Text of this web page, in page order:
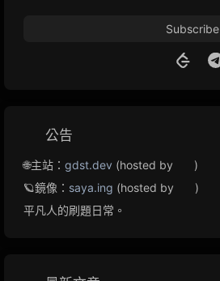
Subscribe
公告
🌐主站： gdst.dev (hosted by
)
🪐鏡像： saya.ing (hosted by
)
平凡人的刷題日常。